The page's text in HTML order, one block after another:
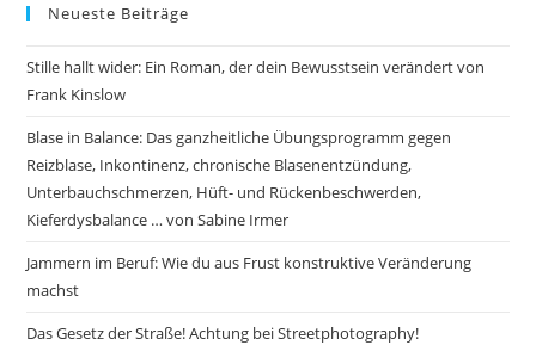
Neueste Beiträge
Stille hallt wider: Ein Roman, der dein Bewusstsein verändert von
Frank Kinslow
Blase in Balance: Das ganzheitliche Übungsprogramm gegen
Reizblase, Inkontinenz, chronische Blasenentzündung,
Unterbauchschmerzen, Hüft- und Rückenbeschwerden,
Kieferdysbalance … von Sabine Irmer
Jammern im Beruf: Wie du aus Frust konstruktive Veränderung
machst
Das Gesetz der Straße! Achtung bei Streetphotography!